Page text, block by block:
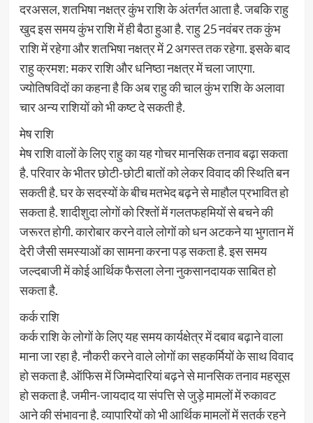
दरअसल, शतभिषा नक्षत्र कुंभ राशि के अंतर्गत आता है. जबकि राहु
खुद इस समय कुंभ राशि में ही बैठा हुआ है. राहु 25 नवंबर तक कुंभ
राशि में रहेगा और शतभिषा नक्षत्र में 2 अगस्त तक रहेगा. इसके बाद
राहु क्रमश: मकर राशि और धनिष्ठा नक्षत्र में चला जाएगा.
ज्योतिषविदों का कहना है कि अब राहु की चाल कुंभ राशि के अलावा
चार अन्य राशियों को भी कष्ट दे सकती है.
मेष राशि
मेष राशि वालों के लिए राहु का यह गोचर मानसिक तनाव बढ़ा सकता
है. परिवार के भीतर छोटी-छोटी बातों को लेकर विवाद की स्थिति बन
सकती है. घर के सदस्यों के बीच मतभेद बढ़ने से माहौल प्रभावित हो
सकता है. शादीशुदा लोगों को रिश्तों में गलतफहमियों से बचने की
जरूरत होगी. कारोबार करने वाले लोगों को धन अटकने या भुगतान में
देरी जैसी समस्याओं का सामना करना पड़ सकता है. इस समय
जल्दबाजी में कोई आर्थिक फैसला लेना नुकसानदायक साबित हो
सकता है.
कर्क राशि
कर्क राशि के लोगों के लिए यह समय कार्यक्षेत्र में दबाव बढ़ाने वाला
माना जा रहा है. नौकरी करने वाले लोगों का सहकर्मियों के साथ विवाद
हो सकता है. ऑफिस में जिम्मेदारियां बढ़ने से मानसिक तनाव महसूस
हो सकता है. जमीन-जायदाद या संपत्ति से जुड़े मामलों में रुकावट
आने की संभावना है. व्यापारियों को भी आर्थिक मामलों में सतर्क रहने